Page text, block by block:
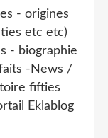
- origines
etc etc)
- biographie
-News /
fifties
Eklablog